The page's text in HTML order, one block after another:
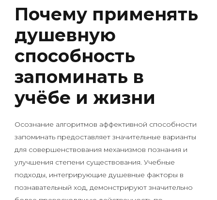
Почему применять
душевную
способность
запоминать в
учёбе и жизни
Осознание алгоритмов аффективной способности
запоминать предоставляет значительные варианты
для совершенствования механизмов познания и
улучшения степени существования. Учебные
подходы, интегрирующие душевные факторы в
познавательный ход, демонстрируют значительно